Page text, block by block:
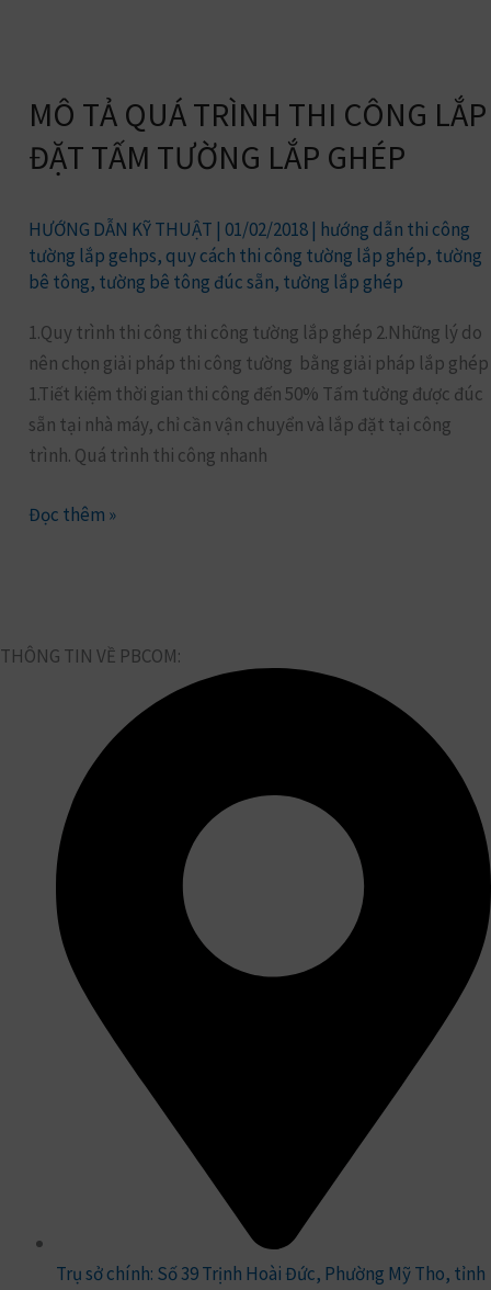
MÔ TẢ QUÁ TRÌNH THI CÔNG LẮP
ĐẶT TẤM TƯỜNG LẮP GHÉP
HƯỚNG DẪN KỸ THUẬT | 01/02/2018 | hướng dẫn thi công
tường lắp gehps, quy cách thi công tường lắp ghép, tường
bê tông, tường bê tông đúc sẵn, tường lắp ghép
1.Quy trình thi công thi công tường lắp ghép 2.Những lý do
nên chọn giải pháp thi công tường bằng giải pháp lắp ghép
1.Tiết kiệm thời gian thi công đến 50% Tấm tường được đúc
sẵn tại nhà máy, chỉ cần vận chuyển và lắp đặt tại công
trình. Quá trình thi công nhanh
QUÁ
TRÌNH
THI
LẮP
ĐẶT
TẤM
TƯỜNG
LẮP
GHÉP
Đọc thêm »
THÔNG TIN VỀ PBCOM:
Trụ sở chính: Số 39 Trịnh Hoài Đức, Phường Mỹ Tho, tỉnh